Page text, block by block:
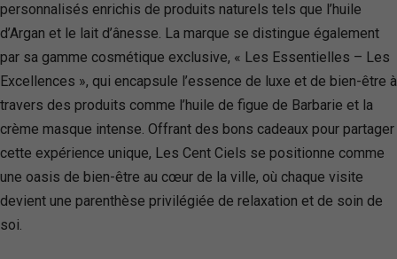
personnalisés enrichis de produits naturels tels que l’huile
d’Argan et le lait d’ânesse. La marque se distingue également
par sa gamme cosmétique exclusive, « Les Essentielles – Les
Excellences », qui encapsule l’essence de luxe et de bien-être à
travers des produits comme l’huile de figue de Barbarie et la
crème masque intense. Offrant des bons cadeaux pour partager
cette expérience unique, Les Cent Ciels se positionne comme
une oasis de bien-être au cœur de la ville, où chaque visite
devient une parenthèse privilégiée de relaxation et de soin de
soi.